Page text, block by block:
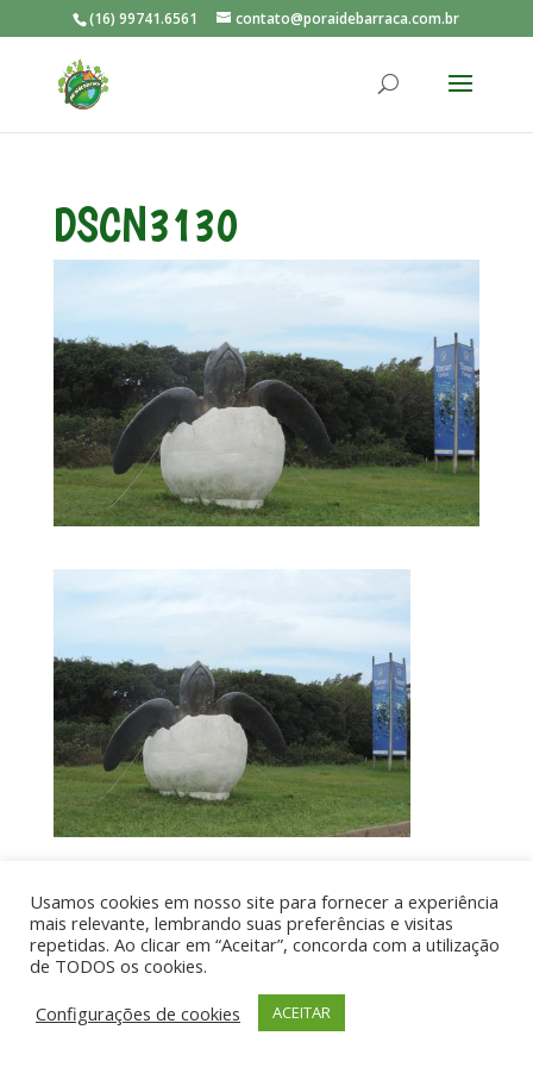
(16) 99741.6561 contato@poraidebarraca.com.br
DSCN3130
Por aí de Barraca - direitos reservados - Desenvolvido
por UIA WEB
Usamos cookies em nosso site para fornecer a experiência
mais relevante, lembrando suas preferências e visitas
repetidas. Ao clicar em “Aceitar”, concorda com a utilização
de TODOS os cookies.
Configurações de cookies
ACEITAR